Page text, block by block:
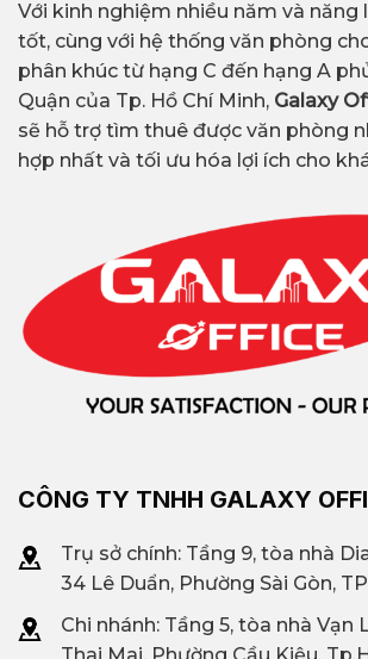
Với kinh nghiệm nhiều năm và năng
tốt, cùng với hệ thống văn phòng
phân khúc từ hạng C đến hạng A
Quận của Tp. Hồ Chí Minh, Galaxy
sẽ hỗ trợ tìm thuê được văn phòng
hợp nhất và tối ưu hóa lợi ích cho
CÔNG TY TNHH GALAXY
Trụ sở chính: Tầng 9, tòa nhà
34 Lê Duẩn, Phường Sài Gòn,
Chi nhánh: Tầng 5, tòa nhà Vạn